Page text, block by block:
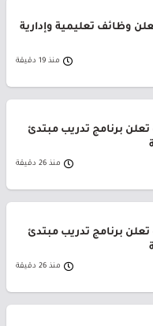
وظائف تعليمية وإدارية
منذ 19 دقيقة
تعلن برنامج تدريب مبتدئ
منذ 26 دقيقة
تعلن برنامج تدريب مبتدئ
منذ 26 دقيقة